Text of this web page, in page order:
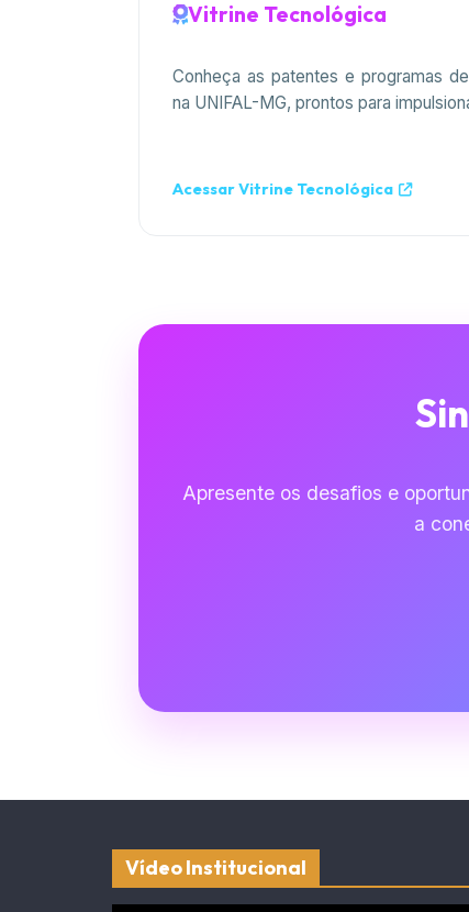
Vitrine Tecnológica
Conheça as patentes e programas
na UNIFAL-MG, prontos para
Acessar Vitrine Tecnológica
Apresente os desafios e
a
Vídeo Institucional